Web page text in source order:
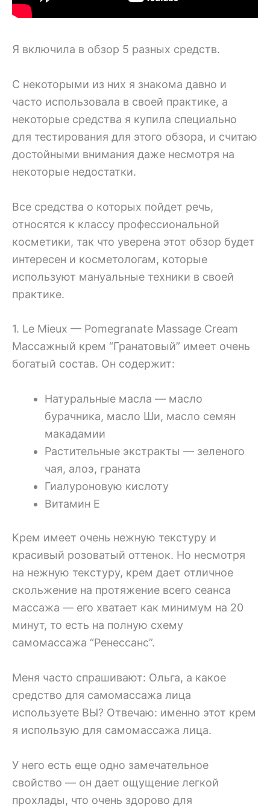
Я включила в обзор 5 разных средств.
С некоторыми из них я знакома давно и
часто использовала в своей практике, а
некоторые средства я купила специально
для тестирования для этого обзора, и считаю
достойными внимания даже несмотря на
некоторые недостатки.
Все средства о которых пойдет речь,
относятся к классу профессиональной
косметики, так что уверена этот обзор будет
интересен и косметологам, которые
используют мануальные техники в своей
практике.
1. Le Mieux — Pomegranate Massage Cream
Массажный крем “Гранатовый” имеет очень
богатый состав. Он содержит:
Натуральные масла — масло
бурачника, масло Ши, масло семян
макадамии
Растительные экстракты — зеленого
чая, алоэ, граната
Гиалуроновую кислоту
Витамин Е
Крем имеет очень нежную текстуру и
красивый розоватый оттенок. Но несмотря
на нежную текстуру, крем дает отличное
скольжение на протяжение всего сеанса
массажа — его хватает как минимум на 20
минут, то есть на полную схему
самомассажа “Ренессанс”.
Меня часто спрашивают: Ольга, а какое
средство для самомассажа лица
используете ВЫ? Отвечаю: именно этот крем
я использую для самомассажа лица.
У него есть еще одно замечательное
свойство — он дает ощущение легкой
прохлады, что очень здорово для